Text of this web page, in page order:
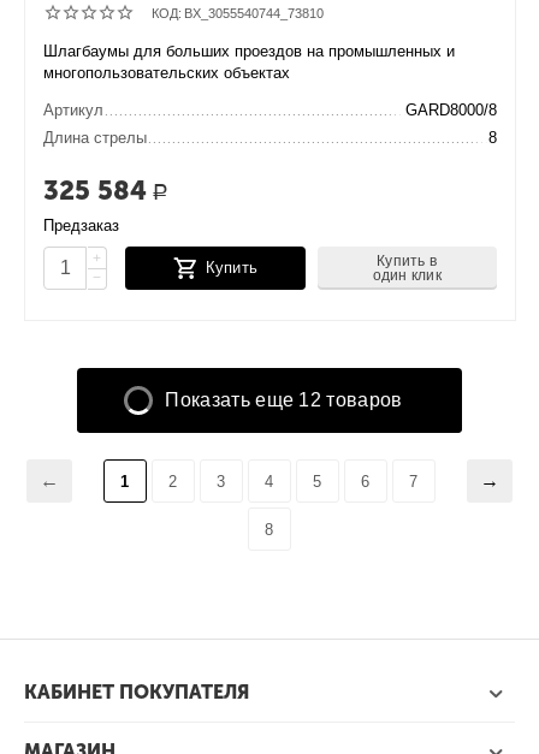
КОД: BX_3055540744_73810
Шлагбаумы для больших проездов на промышленных и
многопользовательских объектах
Артикул
GARD8000/8
Длина стрелы
8
325 584 Р
Предзаказ
+
−
Купить
Купить в
один клик
Показать еще 12 товаров
1 2 3 4 5 6 7
8
КАБИНЕТ ПОКУПАТЕЛЯ